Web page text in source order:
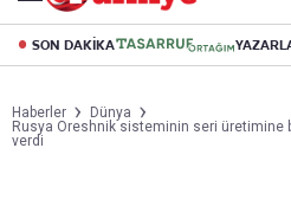
SON DAKİKA
Haberler
Dünya
Rusya Oreshnik sisteminin seri üretimine
verdi